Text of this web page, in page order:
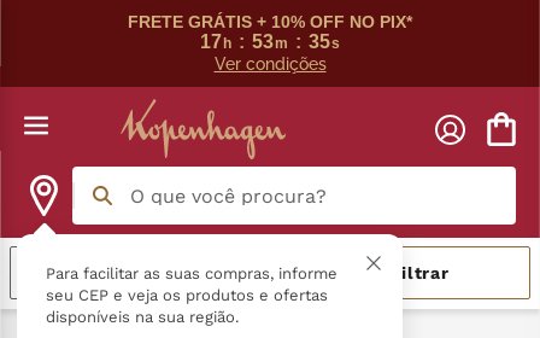
FRETE GRÁTIS + 10% OFF NO PIX*
17 h : 53m : 35s
Ver condições
Para facilitar as suas compras, informe
seu CEP e veja os produtos e ofertas
disponíveis na sua região.
O que você procura?
Relevância Filtrar
Termos mais buscados